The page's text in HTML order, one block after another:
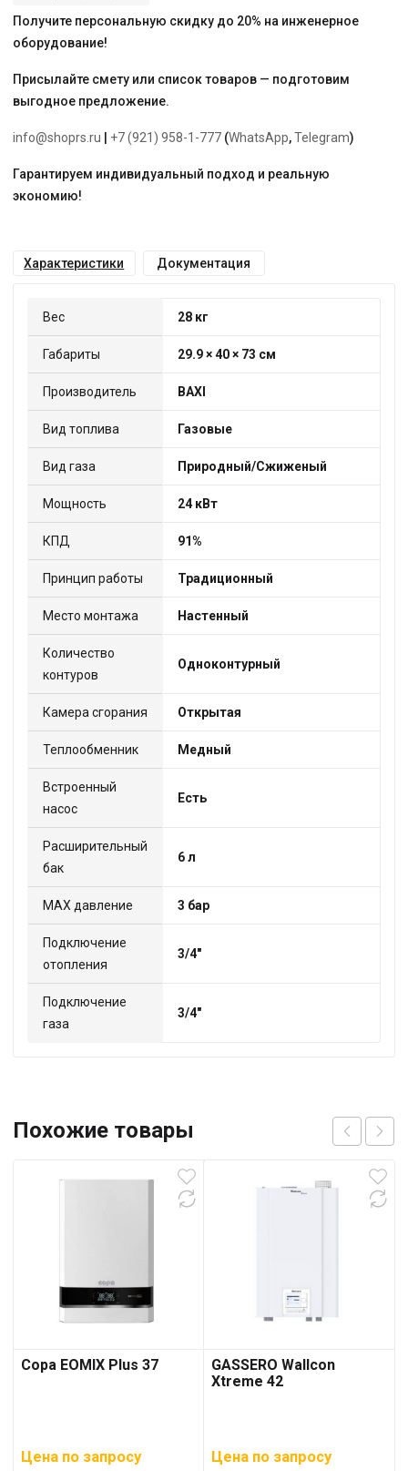
Получите персональную скидку до 20% на инженерное
оборудование!
Присылайте смету или список товаров — подготовим
выгодное предложение.
info@shoprs.ru +7 (921) 958-1-777 (WhatsApp,Telegram)
Гарантируем индивидуальный подход и реальную
экономию!
Характеристики Документация
Вес 28 кг
Габариты 29.9 × 40 × 73 см
Производитель BAXI
Вид топлива Газовые
Вид газа Природный/Сжиженый
Мощность 24 кВт
КПД 91%
Принцип работы Традиционный
Место монтажа Настенный
Количество
контуров
Одноконтурный
Камера сгорания Открытая
Теплообменник Медный
Встроенный
насос
Есть
Расширительный
бак
6 л
МАХ давление 3 бар
Подключение
отопления
3/4"
Подключение
газа
3/4"
Похожие товары
Copa EOMIX Plus 37
Цена по запросу
GASSERO Wallcon
Xtreme 42
Цена по запросу